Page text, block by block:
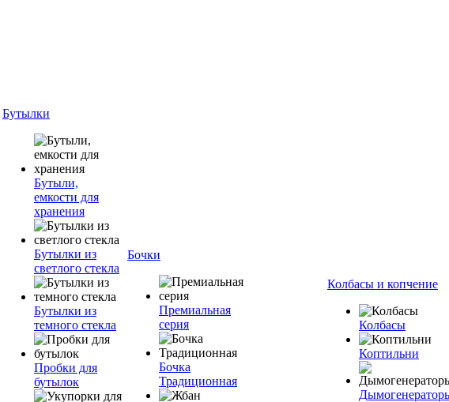
Бутылки
Бутыли,
емкости для
хранения
Бутылки из
светлого стекла
Бутылки из
темного стекла
Пробки для
бутылок
Бочки
Премиальная
серия
Бочка
Традиционная
Колбасы и копчение
Колбасы
Коптильни